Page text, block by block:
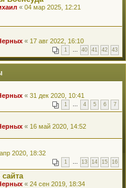
« 04 мар 2025, 12:21
« 17 авг 2022, 16:10
1 … 40 41 42 43
« 31 дек 2020, 10:41
1 … 4 5 6 7
« 16 май 2020, 14:52
2020, 18:32
1 … 13 14 15 16
« 24 сен 2019, 18:34